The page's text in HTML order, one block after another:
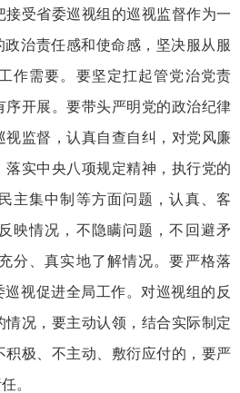
受省委巡视组的巡视监督作为一
政治责任感和使命感，坚决服从服
作需要。要坚定扛起管党治党责
序开展。要带头严明党的政治纪律
视监督，认真自查自纠，对党风廉
实中央八项规定精神，执行党的
主集中制等方面问题，认真、客
映情况，不隐瞒问题，不回避矛
分、真实地了解情况。要严格落
巡视促进全局工作。对巡视组的反
况，要主动认领，结合实际制定
积极、不主动、敷衍应付的，要严
。